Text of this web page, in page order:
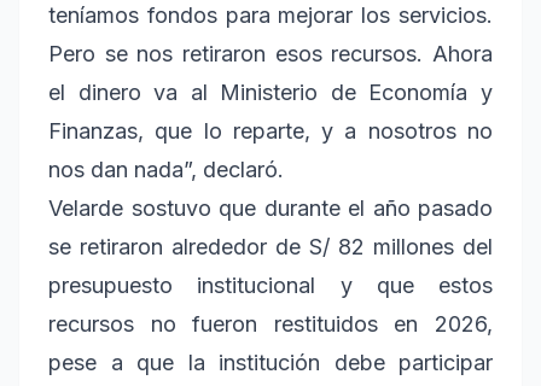
teníamos fondos para mejorar los servicios.
Pero se nos retiraron esos recursos. Ahora
el dinero va al Ministerio de Economía y
Finanzas, que lo reparte, y a nosotros no
nos dan nada”, declaró.
Velarde sostuvo que durante el año pasado
se retiraron alrededor de S/ 82 millones del
presupuesto institucional y que estos
recursos no fueron restituidos en 2026,
pese a que la institución debe participar